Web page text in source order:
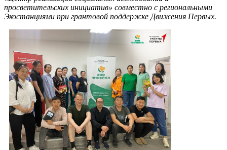
просветительских инициатив» совместно с региональными
Экостанциями при грантовой поддержке Движения Первых.